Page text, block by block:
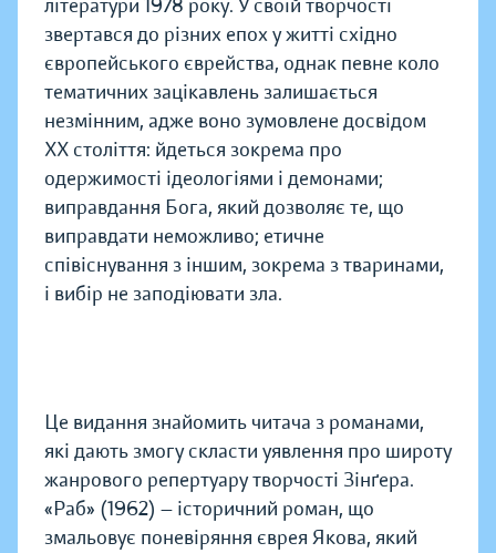
літератури 1978 року. У своїй творчості
звертався до різних епох у житті східно
європейського єврейства, однак певне коло
тематичних зацікавлень залишається
незмінним, адже воно зумовлене досвідом
ХХ століття: йдеться зокрема про
одержимості ідеологіями і демонами;
виправдання Бога, який дозволяє те, що
виправдати неможливо; етичне
співіснування з іншим, зокрема з тваринами,
і вибір не заподіювати зла.
Це видання знайомить читача з романами,
які дають змогу скласти уявлення про широту
жанрового репертуару творчості Зінґера.
«Раб» (1962) — історичний роман, що
змальовує поневіряння єврея Якова, який